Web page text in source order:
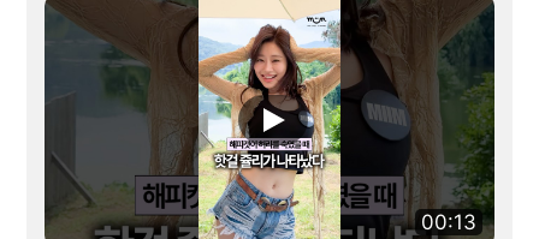
00:13